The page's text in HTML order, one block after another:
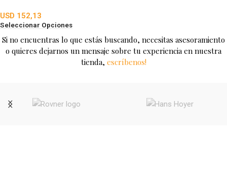
USD 152,13
Seleccionar Opciones
Si no encuentras lo que estás buscando, necesitas asesoramiento
o quieres dejarnos un mensaje sobre tu experiencia en nuestra
tienda, escríbenos!